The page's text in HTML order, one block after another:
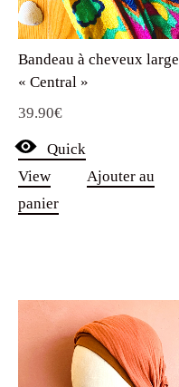
Bandeau à cheveux large
« Central »
39.90€
Quick
View
Ajouter au
panier